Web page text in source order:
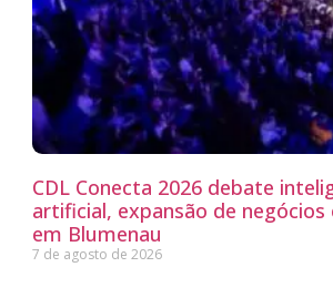
CDL Conecta 2026 debate
artificial, expansão de negócios
em Blumenau
7 de agosto de 2026